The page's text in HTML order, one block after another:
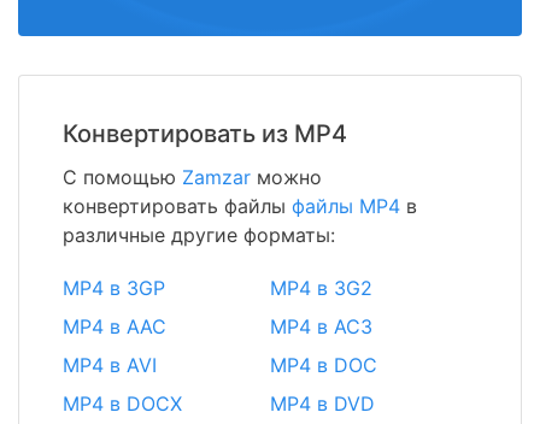
Конвертировать из MP4
С помощью Zamzar можно
конвертировать файлы файлы MP4 в
различные другие форматы:
MP4 в 3GP
MP4 в 3G2
MP4 в AAC
MP4 в AC3
MP4 в AVI
MP4 в DOC
MP4 в DOCX
MP4 в DVD